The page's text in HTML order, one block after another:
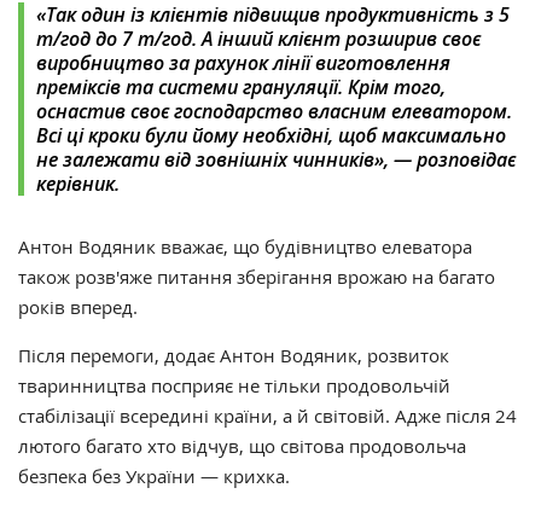
«‎Так один із клієнтів підвищив продуктивність з 5
т/год до 7 т/год. А інший клієнт розширив своє
виробництво за рахунок лінії виготовлення
преміксів та системи грануляції. Крім того,
оснастив своє господарство власним елеватором.
Всі ці кроки були йому необхідні, щоб максимально
не залежати від зовнішніх чинників»‎, — розповідає
керівник.
Антон Водяник вважає, що будівництво елеватора
також розв'яже питання зберігання врожаю на багато
років вперед.
Після перемоги, додає Антон Водяник, розвиток
тваринництва посприяє не тільки продовольчій
стабілізації всередині країни, а й світовій. Адже після 24
лютого багато хто відчув, що світова продовольча
безпека без України — крихка.